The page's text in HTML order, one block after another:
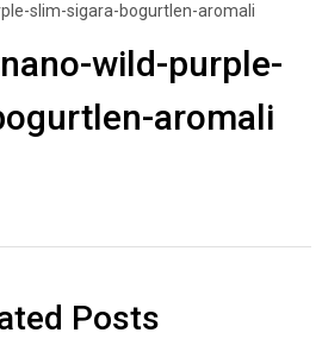
slim-sigara-bogurtlen-aromali
wild-purple-
aromali
Posts